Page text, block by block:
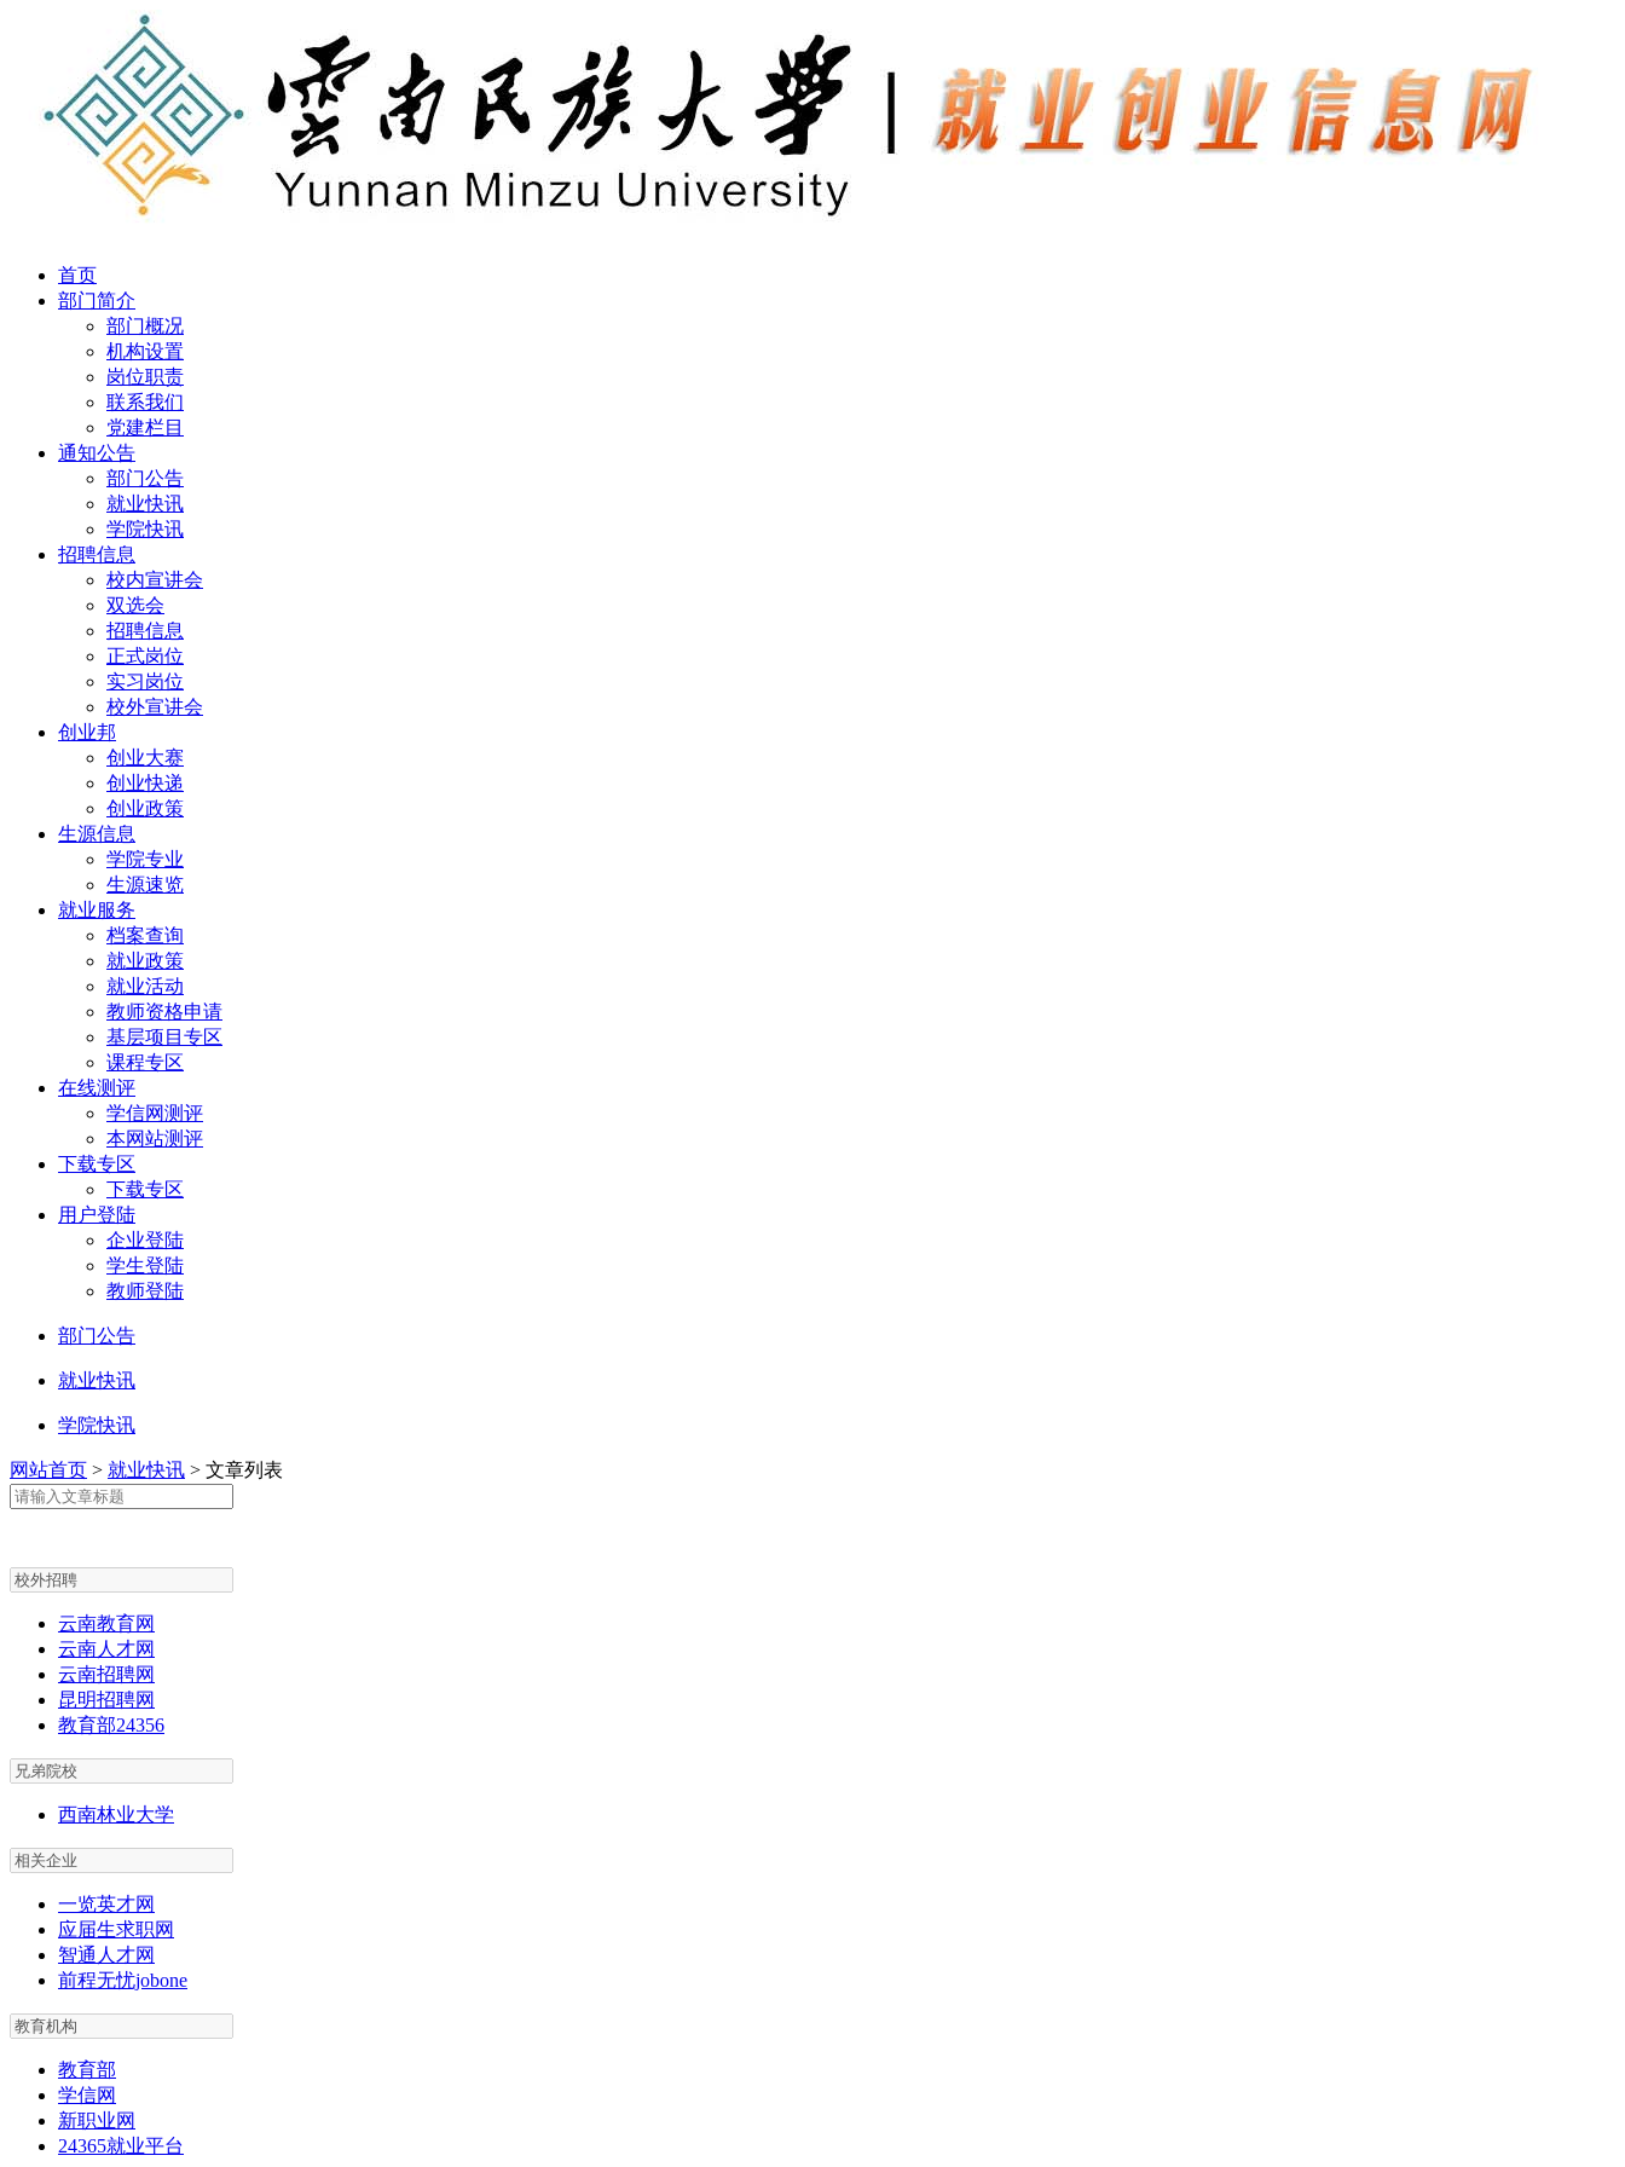
首页
部门简介
部门概况
机构设置
岗位职责
联系我们
党建栏目
通知公告
部门公告
就业快讯
学院快讯
招聘信息
校内宣讲会
双选会
招聘信息
正式岗位
实习岗位
校外宣讲会
创业邦
创业大赛
创业快递
创业政策
生源信息
学院专业
生源速览
就业服务
档案查询
就业政策
就业活动
教师资格申请
基层项目专区
课程专区
在线测评
学信网测评
本网站测评
下载专区
下载专区
用户登陆
企业登陆
学生登陆
教师登陆
部门公告
就业快讯
学院快讯
网站首页 > 就业快讯 > 文章列表
云南教育网
云南人才网
云南招聘网
昆明招聘网
教育部24356
西南林业大学
一览英才网
应届生求职网
智通人才网
前程无忧jobone
教育部
学信网
新职业网
24365就业平台